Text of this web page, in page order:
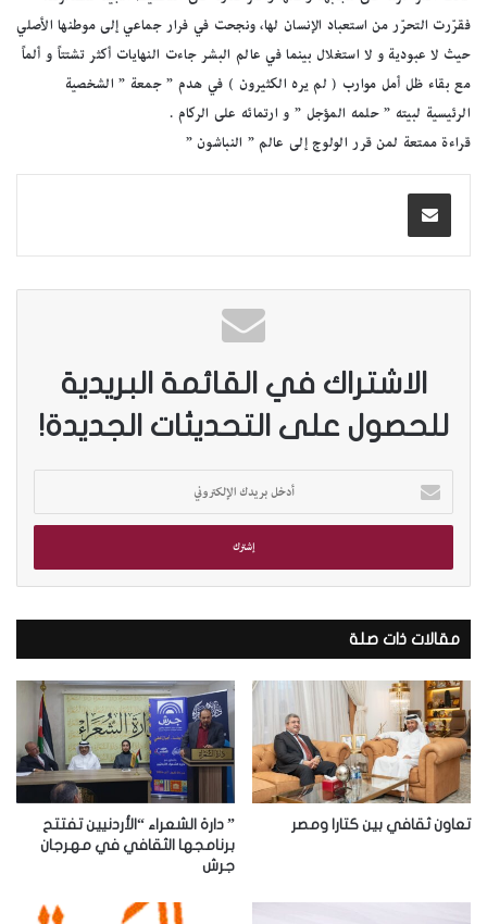
فقرّرت التحرّر من استعباد الإنسان لها، ونجحت في فرار جماعي إلى موطنها الأصلي
حيث لا عبودية و لا استغلال بينما في عالم البشر جاءت النهايات أكثر تشتتاً و ألماً
مع بقاء ظل أمل موارب ( لم يره الكثيرون ) في هدم ” جمعة ” الشخصية
الرئيسية لبيته ” حلمه المؤجل ” و ارتمائه على الركام .
قراءة ممتعة لمن قرر الولوج إلى عالم ” النباشون ”
الاشتراك في القائمة البريدية
للحصول على التحديثات الجديدة!
خ
ب
ي
د
ك
ا
ل
إ
ل
ت
ر
مقالات ذات صلة
تعاون ثقافي بين كتارا ومصر
” دارة الشعراء “الأردنيين تفتتح
برنامجها الثقافي في مهرجان
جرش